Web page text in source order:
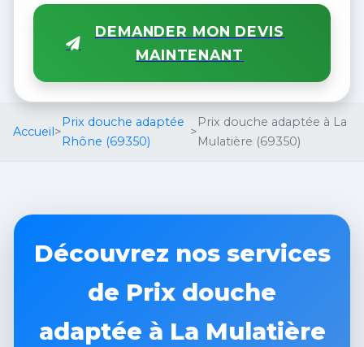
DEMANDER MON DEVIS
MAINTENANT
Accueil >
Prix douche adaptée
Rhône (69350)
>
Prix douche adaptée à La
Mulatière (69350)
Découvrez nos services
de Prix douche
adaptée à La Mulatière